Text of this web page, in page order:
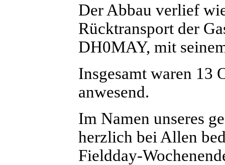
Der Abbau verlief
Rücktransport der
DH0MAY, mit
Insgesamt waren 13
anwesend.
Im Namen unseres
herzlich bei Allen
Fieldday-